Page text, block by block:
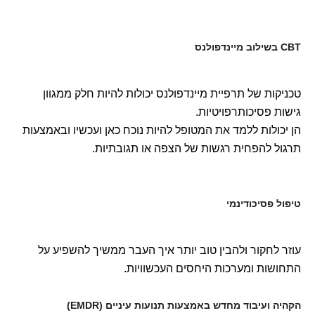
CBT בשילוב מיינדפולנס
טכניקות של תרפיית מיינדפולנס יכולות להיות חלק ממגוון
גישות פסיכותרפויטיות.
הן יכולות ללמד את המטופל להיות נוכח כאן ועכשיו ובאמצעות
תרגול להפחית רגשות של הצפה או תגובתיות.
טיפול פסיכודינמי
עוזר לחקור ולהבין טוב יותר איך העבר ממשיך להשפיע על
התחושות ומערכות היחסים העכשוויות.
הקהיה ועיבוד מחדש באמצעות תנועות עיניים (EMDR)